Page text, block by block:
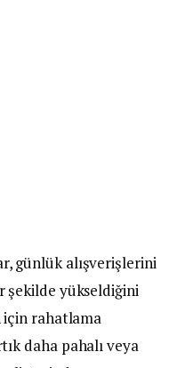
günlük alışverişlerini
şekilde yükseldiğini
için rahatlama
daha pahalı veya